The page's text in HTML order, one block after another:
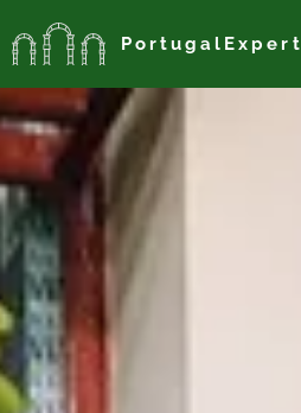
PortugalExpert